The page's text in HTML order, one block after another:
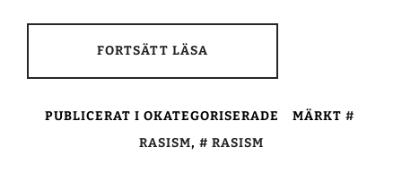
FORTSÄTT LÄSA
PUBLICERAT I OKATEGORISERADE
MÄRKT
RASISM, RASISM